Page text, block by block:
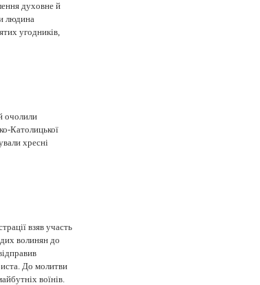
духовне й
людина
угодників,
очолили
Католицької
хресні
взяв участь
волинян до
До молитви
воїнів.